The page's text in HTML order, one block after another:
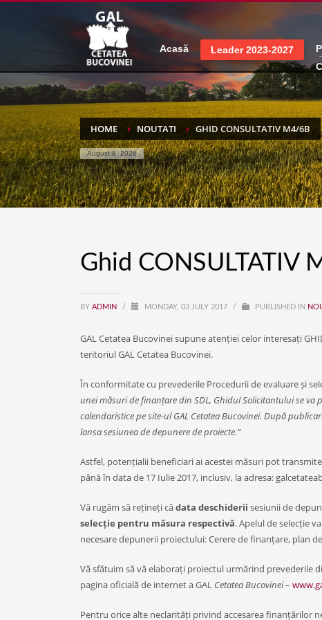
Acasă Leader 2023-2027
HOME NOUTATI GHID CONSULTATIV M4/6B
August 8, 2026
Ghid CONSULTATIV
BY ADMIN / MONDAY, 03 JULY 2017 / PUBLISHED IN
GAL Cetatea Bucovinei supune atenției celor interesați
teritoriul GAL Cetatea Bucovinei.
În conformitate cu prevederile Procedurii de evaluare și
unei măsuri de finanțare din SDL, Ghidul Solicitantului se
calendaristice pe site-ul GAL Cetatea Bucovinei. După
lansa sesiunea de depunere de proiecte.”
Astfel, potențialii beneficiari ai acestei măsuri pot
până în data de 17 Iulie 2017, inclusiv, la adresa:
Vă rugăm să rețineți cădata deschiderii sesiunii de
selecție pentru măsura respectivă. Apelul de selecție
necesare depunerii proiectului: Cerere de finanțare, plan
Vă sfătuim să vă elaborați proiectul urmărind prevederile
pagina oficială de internet a GAL Cetatea Bucovinei–
Pentru orice alte neclarități privind accesarea finanțărilor